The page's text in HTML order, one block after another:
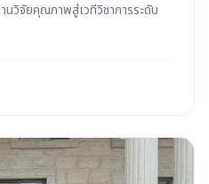
วิจัยคุณภาพสู่เวทีวิชาการระดับ